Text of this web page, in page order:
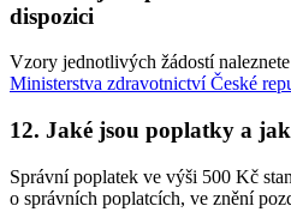
dispozici
Vzory jednotlivých žádostí naleznete
Ministerstva zdravotnictví České
12. Jaké jsou poplatky a
Správní poplatek ve výši 500 Kč
o správních poplatcích, ve znění